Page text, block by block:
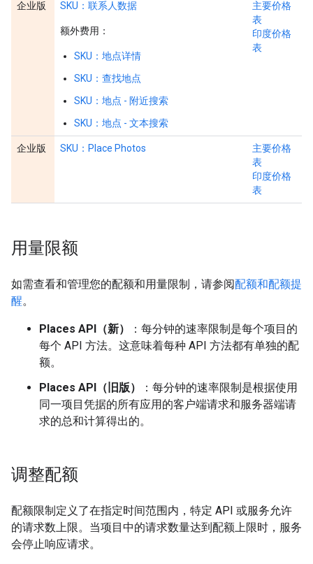
企业版 SKU：联系人数据
额外费用：
SKU：地点详情
SKU：查找地点
SKU：地点 - 附近搜索
SKU：地点 - 文本搜索
主要价格
表
印度价格
表
企业版 SKU：Place Photos
主要价格
表
印度价格
表
用量限额
如需查看和管理您的配额和用量限制，请参阅配额和配额提
醒。
Places API（新）
：每分钟的速率限制是每个项目的
每个 API 方法。这意味着每种 API 方法都有单独的配
额。
Places API（旧版）
：每分钟的速率限制是根据使用
同一项目凭据的所有应用的客户端请求和服务器端请
求的总和计算得出的。
调整配额
配额限制定义了在指定时间范围内，特定 API 或服务允许
的请求数上限。当项目中的请求数量达到配额上限时，服务
会停止响应请求。